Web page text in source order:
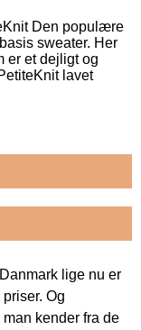
Den populære
sweater. Her
er et dejligt og
lavet
lige nu er
Og
man kender fra de